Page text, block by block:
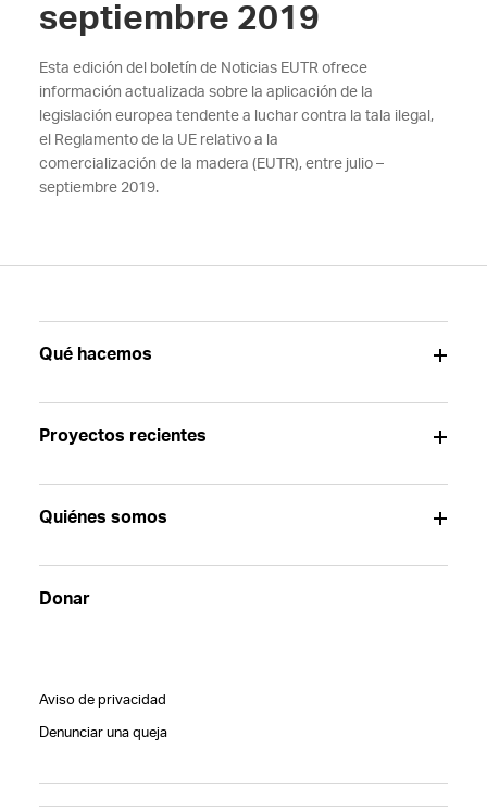
septiembre 2019
Esta edición del boletín de Noticias EUTR ofrece
información actualizada sobre la aplicación de la
legislación europea tendente a luchar contra la tala ilegal,
el Reglamento de la UE relativo a la
comercialización de la madera (EUTR), entre julio –
septiembre 2019.
Qué hacemos
Proyectos recientes
Quiénes somos
Donar
Aviso de privacidad
Denunciar una queja